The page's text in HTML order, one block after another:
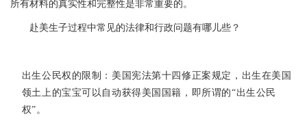
所有材料的真实性和完整性是非常重要的。
赴美生子过程中常见的法律和行政问题有哪儿些？
出生公民权的限制：美国宪法第十四修正案规定，出生在美国
领土上的宝宝可以自动获得美国国籍，即所谓的“出生公民
权”。